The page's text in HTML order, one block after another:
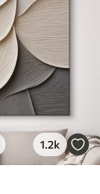
1.2k